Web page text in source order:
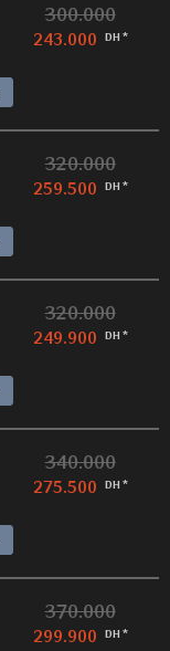
300.000
243.000 DH *
320.000
259.500 DH *
320.000
249.900 DH *
340.000
275.500 DH *
370.000
299.900 DH *